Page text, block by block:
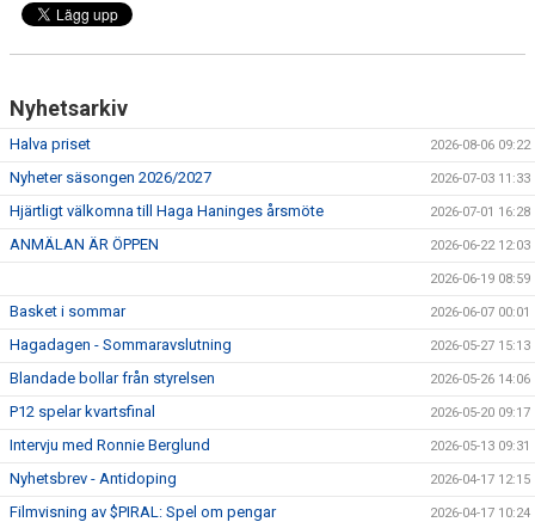
HAGA-SHOPPEN
TIDSLINJE
Nyhetsarkiv
Halva priset 2026-08-06 09:22
Nyheter säsongen 2026/2027 2026-07-03 11:33
Hjärtligt välkomna till Haga Haninges årsmöte 2026-07-01 16:28
ANMÄLAN ÄR ÖPPEN 2026-06-22 12:03
2026-06-19 08:59
Basket i sommar 2026-06-07 00:01
Hagadagen - Sommaravslutning 2026-05-27 15:13
Blandade bollar från styrelsen 2026-05-26 14:06
P12 spelar kvartsfinal 2026-05-20 09:17
Intervju med Ronnie Berglund 2026-05-13 09:31
Nyhetsbrev - Antidoping 2026-04-17 12:15
Filmvisning av $PIRAL: Spel om pengar 2026-04-17 10:24